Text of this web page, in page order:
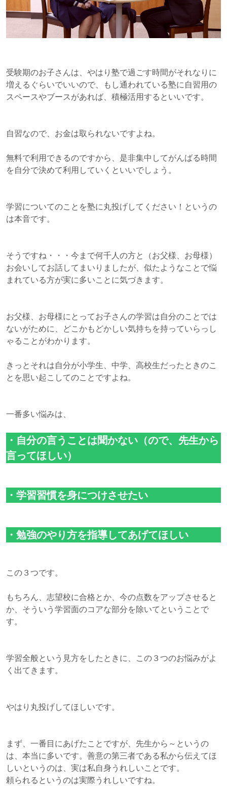
受験期のお子さんは、やはり塾で過ごす時間がそれなりに
増えるぐらいでいいので、もし通われている塾に自習用の
スペースやブースがあれば、積極活用するといいです。
自習なので、お金は取られないですよね。
無料で利用できるのですから、是非集中してがんばる時間
を自分で決めて利用していくといいでしょう。
学習についてのことを塾に丸投げしてください！というの
は本音です。
そうですね・・・今まで何千人の方と（お父様、お母様）
お会いしてお話してまいりましたが、似たようなことで悩
まれている方が実に多いことに気づきます。
お父様、お母様にとってお子さんの学習は自分のことでは
ないがために、どこかもどかしい気持ちを持っていらっし
ゃることがわかります。
きっとそれは自分が小学生、中学、高校生だったときのこ
とを思い起こしてのことですよね。
一番多い悩みは、
・自分の言うことは聞かない（ので、先生から
言ってほしい）
・学習習慣を身につけさせたい
・勉強のやり方を指導してあげてほしい
この３つです。
もちろん、志望校に合格とか、今の点数をアップさせると
か、そういう学習面のコアな部分を除いてということで
す。
学習全般という見方をしたときに、この３つのお悩みがよ
く出てきます。
やはり丸投げしてほしいです。
まず、一番目にあげたことですが、先生から～というの
は、本当に多いです。善意の第三者である私から伝えてほ
しいというのは、実は私自身うれしいことです。
頼られるというのは実際うれしいですね。